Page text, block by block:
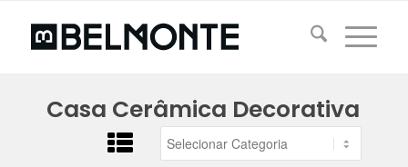
Casa Cerâmica Decorativa